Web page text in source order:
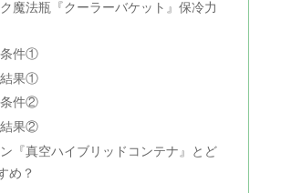
魔法瓶『クーラーバケット』保冷力
件①
果①
件②
果②
『真空ハイブリッドコンテナ』とど
め？